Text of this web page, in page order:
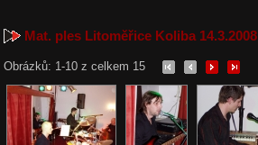
Mat. ples Litoměřice Koliba 14.3.2008
Obrázků: 1-10 z celkem 15